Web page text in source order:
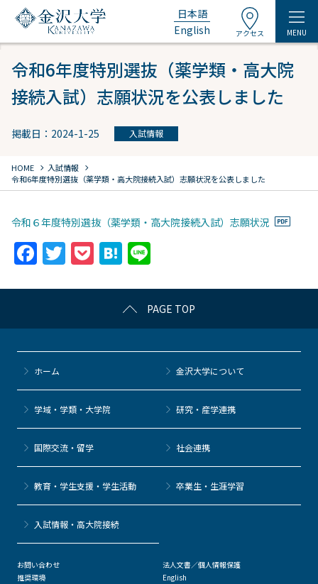
日本語
English
アクセス MENU
令和6年度特別選抜（薬学類・高大院
接続入試）志願状況を公表しました
掲載日：2024-1-25 入試情報
HOME chevron_right 入試情報 chevron_right
令和6年度特別選抜（薬学類・高大院接続入試）志願状況を公表しました
令和６年度特別選抜（薬学類・高大院接続入試）志願状況
F
c
e
b
o
o
k
T
itt
er
P
c
k
et
H
e
n
a
e
PAGE TOP
ホーム 金沢大学について
学域・学類・大学院 研究・産学連携
国際交流・留学 社会連携
教育・学生支援・学生活動 卒業生・生涯学習
⼊試情報・高大院接続
お問い合わせ
推奨環境
法人文書／個人情報保護
English